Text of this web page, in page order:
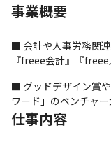
事業概要
■ 会計や人事労務関
『freee会計』『
■ グッドデザイン賞
ワード」のベンチャ
仕事内容